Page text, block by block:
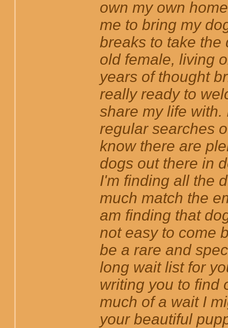
own my own
me to bring my
breaks to take the
old female, living
years of thought
really ready to
share my life
regular searches
know there are
dogs out there in
I'm finding all the
much match the
am finding that
not easy to come
be a rare and
long wait list for
writing you to find
much of a wait I
your beautiful